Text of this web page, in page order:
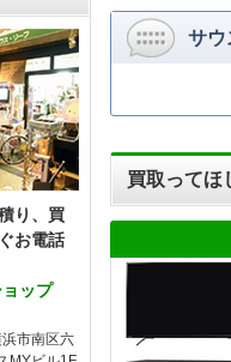
サウ
買取ってほ
り、買
お電話
ップ
市南区六